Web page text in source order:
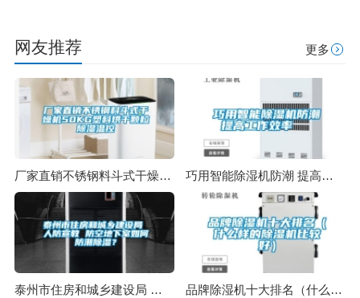
网友推荐 更多
厂家直销不锈钢料斗式干燥机50KG塑料烘干颗粒除湿温控 巧用智能除湿机防潮 提高工作效率
泰州市住房和城乡建设局 人防宣教 防空地下室如何防潮除湿？ 品牌除湿机十大排名（什么样的除湿机比较好）